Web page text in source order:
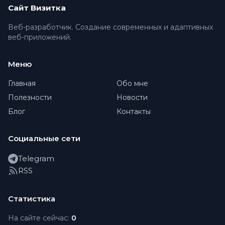
Сайт Визитка
Веб-разработчик. Создание современных и адаптивных
веб-приложений.
Меню
Главная
Обо мне
Полезности
Новости
Блог
Контакты
Социальные сети
Telegram
RSS
Статистика
На сайте сейчас: 0